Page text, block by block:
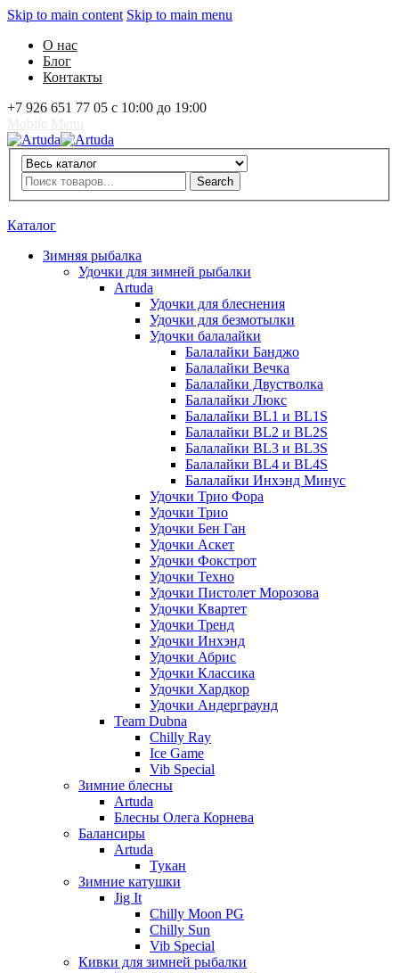
Skip to main content Skip to main menu
О нас
Блог
Контакты
+7 926 651 77 05 с 10:00 до 19:00
Artuda
Search
Search
Каталог
Зимняя рыбалка
Удочки для зимней рыбалки
Artuda
Удочки для блеснения
Удочки для безмотылки
Удочки балалайки
Балалайки Банджо
Балалайки Вечка
Балалайки Двустволка
Балалайки Люкс
Балалайки BL1 и BL1S
Балалайки BL2 и BL2S
Балалайки BL3 и BL3S
Балалайки BL4 и BL4S
Балалайки Инхэнд Минус
Удочки Трио Фора
Удочки Трио
Удочки Бен Ган
Удочки Аскет
Удочки Фокстрот
Удочки Техно
Удочки Пистолет Морозова
Удочки Квартет
Удочки Тренд
Удочки Инхэнд
Удочки Абрис
Удочки Классика
Удочки Хардкор
Удочки Андерграунд
Team Dubna
Chilly Ray
Ice Game
Vib Special
Зимние блесны
Artuda
Блесны Олега Корнева
Балансиры
Artuda
Тукан
Зимние катушки
Jig It
Chilly Moon PG
Chilly Sun
Vib Special
Кивки для зимней рыбалки